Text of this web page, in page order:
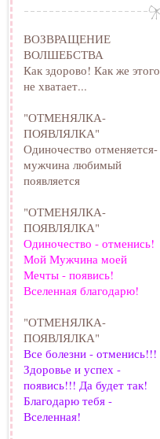
ВОЗВРАЩЕНИЕ
ВОЛШЕБСТВА
Как здорово! Как же этого
не хватает...
"ОТМЕНЯЛКА-
ПОЯВЛЯЛКА"
Одиночество отменяется-
мужчина любимый
появляется
"ОТМЕНЯЛКА-
ПОЯВЛЯЛКА"
Одиночество - отменись!
Мой Мужчина моей
Мечты - появись!
Вселенная благодарю!
"ОТМЕНЯЛКА-
ПОЯВЛЯЛКА"
Все болезни - отменись!!!
Здоровье и успех -
появись!!! Да будет так!
Благодарю тебя -
Вселенная!